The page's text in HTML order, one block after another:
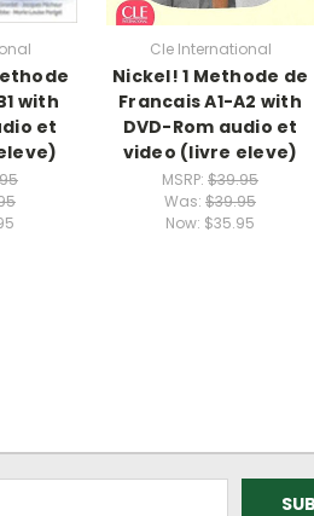
with
et
Cle International
Nickel! 1 Methode de
Francais A1-A2 with
DVD-Rom audio et
video (livre eleve)
MSRP: $39.95
Was: $39.95
Now: $35.95